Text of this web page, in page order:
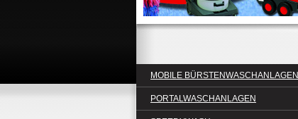
MOBILE BÜRSTENWASCHANLAGEN
PORTALWASCHANLAGEN